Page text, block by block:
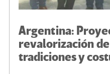
Argentina:
revalorización
tradiciones y